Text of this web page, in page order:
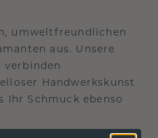
umweltfreundlichen
aus. Unsere
verbinden
Handwerkskunst
Ihr Schmuck ebenso